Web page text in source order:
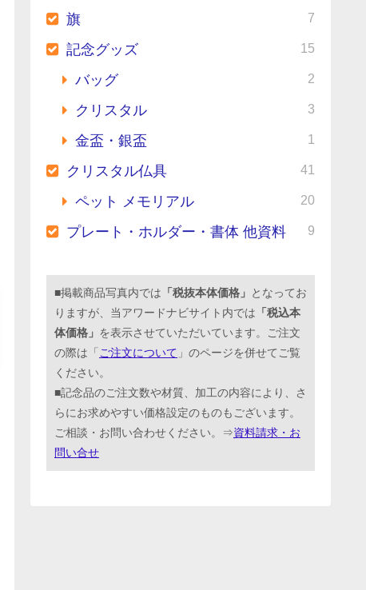
旗 7
記念グッズ 15
バッグ 2
クリスタル 3
金盃・銀盃 1
クリスタル仏具 41
ペット メモリアル 20
プレート・ホルダー・書体 他資料 9
■掲載商品写真内では 「税抜本体価格」 となってお
りますが、当アワードナビサイト内では 「税込本
体価格」 を表示させていただいています。ご注文
の際は「 ご注文について 」のページを併せてご覧
ください。
■記念品のご注文数や材質、加工の内容により、さ
らにお求めやすい価格設定のものもございます。
ご相談・お問い合わせください。⇒資料請求・お
問い合せ